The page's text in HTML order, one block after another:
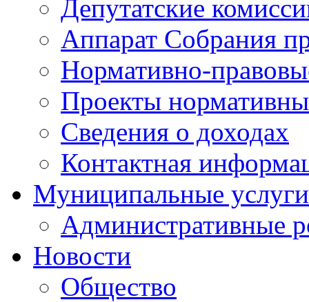
Депутатские
Аппарат Собрания
Нормативно-
Проекты
Сведения о доходах
Контактная
Муниципальные услуги
Административные
Новости
Общество